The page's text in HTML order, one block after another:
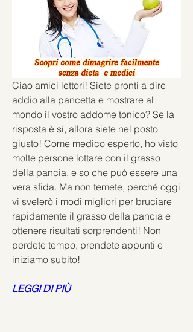
Ciao amici lettori! Siete pronti a dire
addio alla pancetta e mostrare al
mondo il vostro addome tonico? Se la
risposta è sì, allora siete nel posto
giusto! Come medico esperto, ho visto
molte persone lottare con il grasso
della pancia, e so che può essere una
vera sfida. Ma non temete, perché oggi
vi svelerò i modi migliori per bruciare
rapidamente il grasso della pancia e
ottenere risultati sorprendenti! Non
perdete tempo, prendete appunti e
iniziamo subito!
LEGGI DI PIÙ